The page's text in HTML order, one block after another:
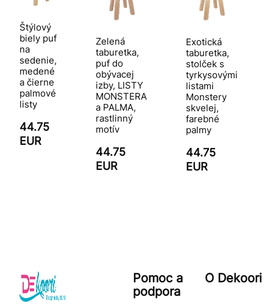
Štýlový
biely puf
na
sedenie,
medené
a čierne
palmové
listy
44.75
EUR
Zelená
taburetka,
puf do
obývacej
izby, LISTY
MONSTERA
a PALMA,
rastlinný
motív
44.75
EUR
Exotická
taburetka,
stolček s
tyrkysovými
listami
Monstery
skvelej,
farebné
palmy
44.75
EUR
Pomoc a
podpora
O Dekoori